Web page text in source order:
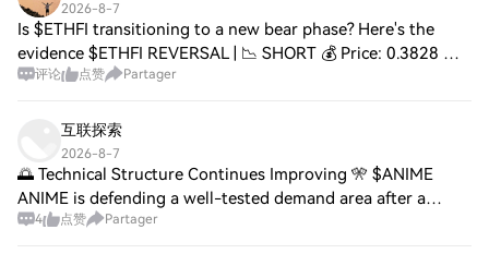
2026-8-7
Is $ETHFI transitioning to a new bear phase? Here's the
evidence $ETHFI REVERSAL | 📉 SHORT 💰 Price: 0.3828 📊
24H Range: 0.3494 – 0.3874 📦 Volume: $13.69M 📐
评论 点赞 Partager
互联探索
2026-8-7
🌅 Technical Structure Continues Improving 🎌 $ANIME
ANIME is defending a well-tested demand area after a
measured retracement. 📈 Buyers remain active around
4 点赞 Partager